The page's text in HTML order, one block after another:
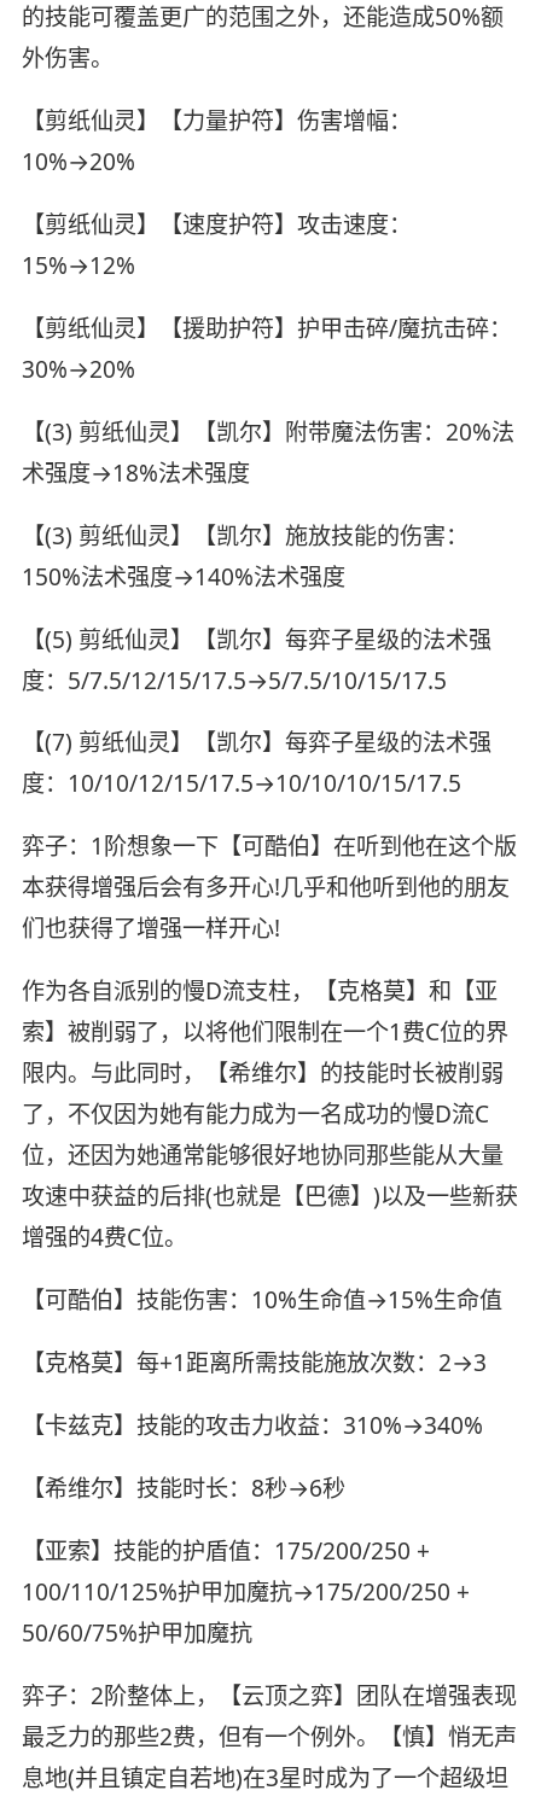
的技能可覆盖更广的范围之外，还能造成50%额
外伤害。
【剪纸仙灵】【力量护符】伤害增幅：
10%→20%
【剪纸仙灵】【速度护符】攻击速度：
15%→12%
【剪纸仙灵】【援助护符】护甲击碎/魔抗击碎：
30%→20%
【(3) 剪纸仙灵】【凯尔】附带魔法伤害：20%法
术强度→18%法术强度
【(3) 剪纸仙灵】【凯尔】施放技能的伤害：
150%法术强度→140%法术强度
【(5) 剪纸仙灵】【凯尔】每弈子星级的法术强
度：5/7.5/12/15/17.5→5/7.5/10/15/17.5
【(7) 剪纸仙灵】【凯尔】每弈子星级的法术强
度：10/10/12/15/17.5→10/10/10/15/17.5
弈子：1阶想象一下【可酷伯】在听到他在这个版
本获得增强后会有多开心!几乎和他听到他的朋友
们也获得了增强一样开心!
作为各自派别的慢D流支柱，【克格莫】和【亚
索】被削弱了，以将他们限制在一个1费C位的界
限内。与此同时，【希维尔】的技能时长被削弱
了，不仅因为她有能力成为一名成功的慢D流C
位，还因为她通常能够很好地协同那些能从大量
攻速中获益的后排(也就是【巴德】)以及一些新获
增强的4费C位。
【可酷伯】技能伤害：10%生命值→15%生命值
【克格莫】每+1距离所需技能施放次数：2→3
【卡兹克】技能的攻击力收益：310%→340%
【希维尔】技能时长：8秒→6秒
【亚索】技能的护盾值：175/200/250 +
100/110/125%护甲加魔抗→175/200/250 +
50/60/75%护甲加魔抗
弈子：2阶整体上，【云顶之弈】团队在增强表现
最乏力的那些2费，但有一个例外。【慎】悄无声
息地(并且镇定自若地)在3星时成为了一个超级坦